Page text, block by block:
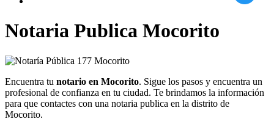
Notaria Publica Mocorito
Encuentra tu notario en Mocorito. Sigue los pasos y encuentra un
profesional de confianza en tu ciudad. Te brindamos la información
para que contactes con una notaria publica en la distrito de
Mocorito.